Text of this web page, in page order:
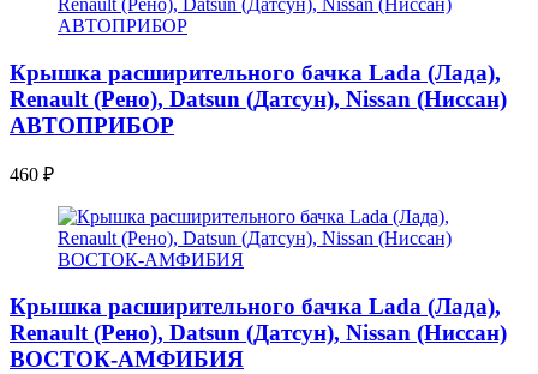
Крышка расширительного бачка Lada (Лада),
Renault (Рено), Datsun (Датсун), Nissan (Ниссан)
АВТОПРИБОР
460 ₽
Крышка расширительного бачка Lada (Лада),
Renault (Рено), Datsun (Датсун), Nissan (Ниссан)
ВОСТОК-АМФИБИЯ